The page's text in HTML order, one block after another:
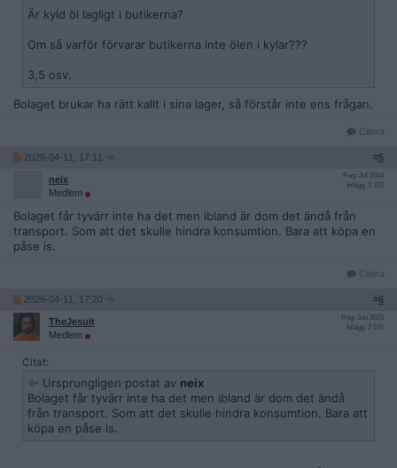
Är kyld öl lagligt i butikerna?
Om så varför förvarar butikerna inte ölen i kylar???
3,5 osv.
Bolaget brukar ha rätt kallt i sina lager, så förstår inte ens frågan.
Citera
2026-04-11, 17:11 #5
neix
Medlem
Reg: Jul 2014
Inlägg: 1 370
Bolaget får tyvärr inte ha det men ibland är dom det ändå från
transport. Som att det skulle hindra konsumtion. Bara att köpa en
påse is.
Citera
2026-04-11, 17:20 #6
TheJesuit
Medlem
Reg: Jun 2025
Inlägg: 2 576
Citat:
Ursprungligen postat av neix
Bolaget får tyvärr inte ha det men ibland är dom det ändå
från transport. Som att det skulle hindra konsumtion. Bara att
köpa en påse is.